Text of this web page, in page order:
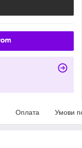
Оплата Умови